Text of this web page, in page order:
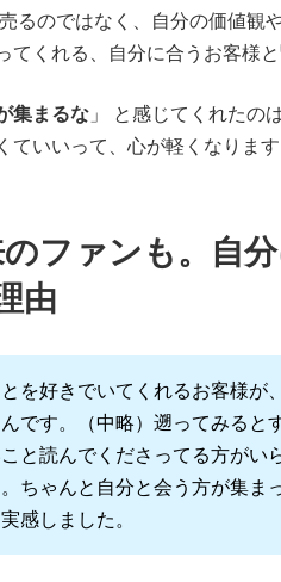
るのではなく、自分の価値観
てくれる、自分に合うお客様と
集まるな 」 と感じてくれたの
ていいって、心が軽くなります
ファンも。自
由
を好きでいてくれるお客様が
んです。（中略）遡ってみると
と読んでくださってる方がい
ちゃんと自分と会う方が集ま
感しました。